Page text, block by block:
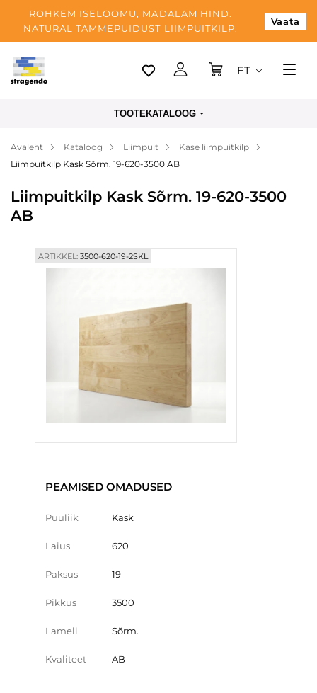
ROHKEM ISELOOMU, MADALAM HIND.
NATURAL TAMMEPUIDUST LIIMPUITKILP.
Vaata
Tallinn
Makse
Blogi
ET
TOOTEKATALOOG
Avaleht Kataloog Liimpuit
Kase liimpuitkilp
Liimpuitkilp Kask Sõrm. 19-620-3500 AB
Liimpuitkilp Kask Sõrm. 19-620-3500
AB
ARTIKKEL:3500-620-19-2SKL
PEAMISED OMADUSED
Puuliik Kask
Laius 620
Paksus 19
Pikkus 3500
Lamell Sõrm.
Kvaliteet AB